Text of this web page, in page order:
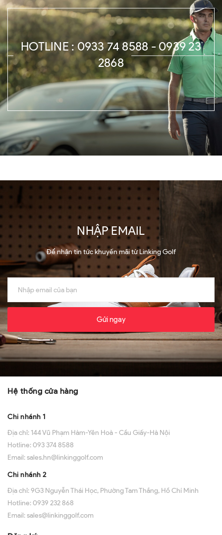
HOTLINE : 0933 74 8588 - 0939 23
2868
NHẬP EMAIL
Để nhận tin tức khuyến mãi từ Linking Golf
Gửi ngay
Hệ thống cửa hàng
Chi nhánh 1
Địa chỉ: 144 Vũ Phạm Hàm-Yên Hoà - Cầu Giấy-Hà Nội
Hotline:093 374 8588
Email:sales.hn@linkinggolf.com
Chi nhánh 2
Địa chỉ:9G3 Nguyễn Thái Học, Phường Tam Thắng, Hồ Chí Minh
Hotline:0939 232 868
Email:sales@linkinggolf.com